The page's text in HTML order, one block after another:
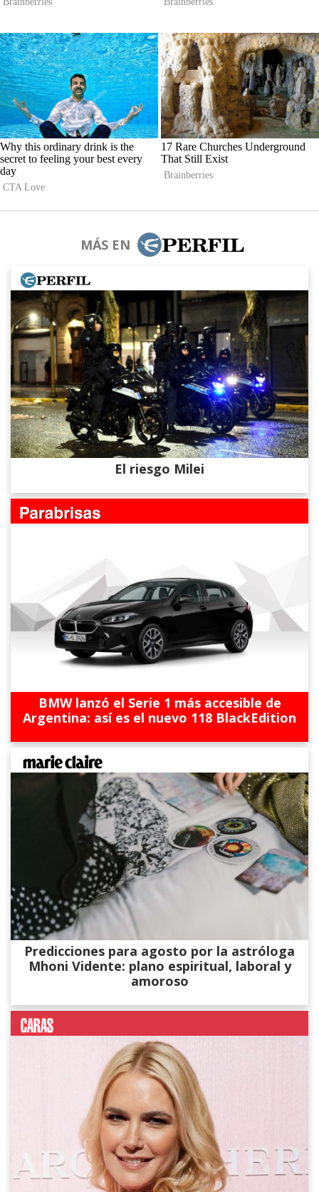
MÁS EN
El riesgo Milei
BMW lanzó el Serie 1 más accesible de
Argentina: así es el nuevo 118 BlackEdition
Predicciones para agosto por la astróloga
Mhoni Vidente: plano espiritual, laboral y
amoroso